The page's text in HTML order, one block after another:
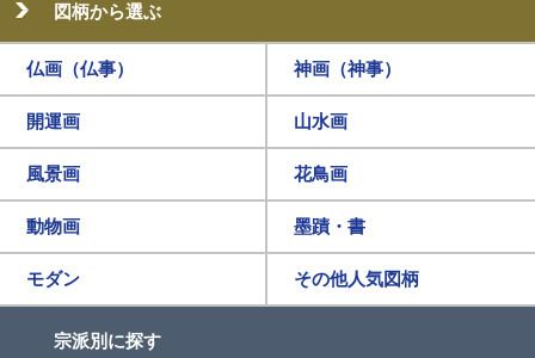
図柄から選ぶ
仏画（仏事） 神画（神事）
開運画 山水画
風景画 花鳥画
動物画 墨蹟・書
モダン その他人気図柄
宗派別に探す